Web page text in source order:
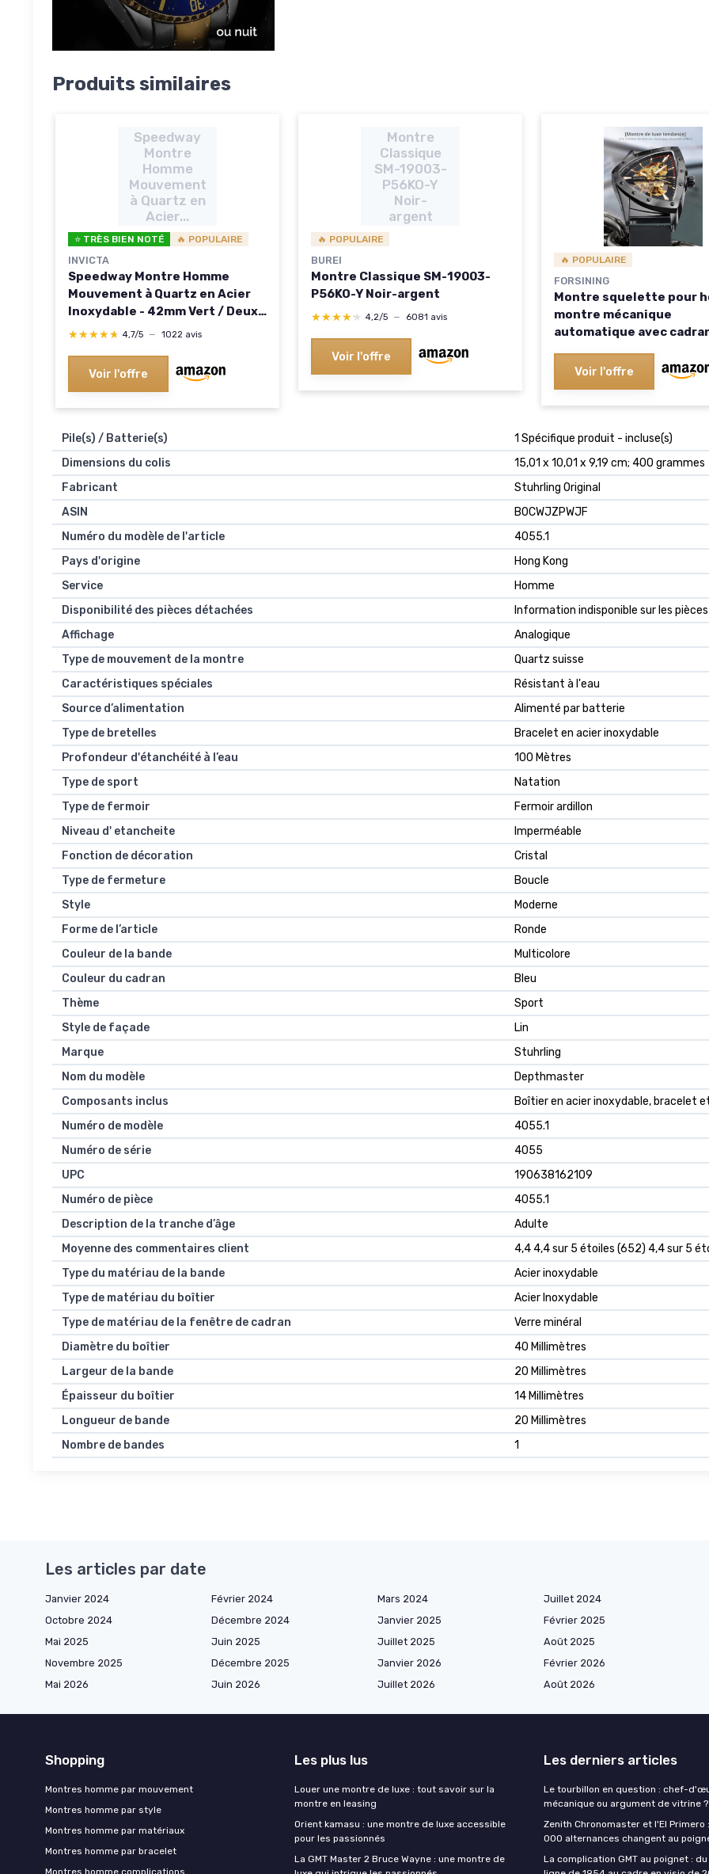
Produits similaires
Speedway
Montre
Homme
Mouvement
à Quartz en
Acier...
⭐ TRÈS BIEN NOTÉ 🔥 POPULAIRE
INVICTA
Speedway Montre Homme
Mouvement à Quartz en Acier
Inoxydable - 42mm Vert / Deux
Tons
★★★★★
★★★★★ 4,7/5 — 1022 avis
Voir l'offre
Montre
Classique
SM-19003-
P56KO-Y
Noir-
argent
🔥 POPULAIRE
BUREI
Montre Classique SM-19003-
P56KO-Y Noir-argent
★★★★★
★★★★★ 4,2/5 — 6081 avis
Voir l'offre
🔥 POPULAIRE
FORSINING
Montre squelette pour
montre mécanique
automatique avec
remontage manuel,
acier inoxydable ou en
Voir l'offre
Pile(s) / Batterie(s)
1 Spécifique produit - incluse(s)
Dimensions du colis
15,01 x 10,01 x 9,19 cm; 400 grammes
Fabricant
Stuhrling Original
ASIN
B0CWJZPWJF
Numéro du modèle de l'article
4055.1
Pays d'origine
Hong Kong
Service
Homme
Disponibilité des pièces détachées
Information indisponible sur les
Affichage
Analogique
Type de mouvement de la montre
Quartz suisse
Caractéristiques spéciales
Résistant à l'eau
Source d’alimentation
Alimenté par batterie
Type de bretelles
Bracelet en acier inoxydable
Profondeur d'étanchéité à l’eau
100 Mètres
Type de sport
Natation
Type de fermoir
Fermoir ardillon
Niveau d' etancheite
Imperméable
Fonction de décoration
Cristal
Type de fermeture
Boucle
Style
Moderne
Forme de l’article
Ronde
Couleur de la bande
Multicolore
Couleur du cadran
Bleu
Thème
Sport
Style de façade
Lin
Marque
Stuhrling
Nom du modèle
Depthmaster
Composants inclus
Boîtier en acier inoxydable, bracelet
Numéro de modèle
4055.1
Numéro de série
4055
UPC
190638162109
Numéro de pièce
4055.1
Description de la tranche d’âge
Adulte
Moyenne des commentaires client
4,4 4,4 sur 5 étoiles (652) 4,4 sur 5
Type du matériau de la bande
Acier inoxydable
Type de matériau du boîtier
Acier Inoxydable
Type de matériau de la fenêtre de cadran
Verre minéral
Diamètre du boîtier
40 Millimètres
Largeur de la bande
20 Millimètres
Épaisseur du boîtier
14 Millimètres
Longueur de bande
20 Millimètres
Nombre de bandes
1
Les articles par date
Janvier 2024 Février 2024 Mars 2024 Juillet 2024
Octobre 2024
Décembre 2024 Janvier 2025 Février 2025
Mai 2025
Juin 2025 Juillet 2025 Août 2025
Novembre 2025
Décembre 2025 Janvier 2026 Février 2026
Mai 2026
Juin 2026 Juillet 2026 Août 2026
Shopping
Montres homme par mouvement
Montres homme par style
Montres homme par matériaux
Montres homme par bracelet
Les plus lus
Louer une montre de luxe : tout savoir sur la
montre en leasing
Orient kamasu : une montre de luxe accessible
pour les passionnés
La GMT Master 2 Bruce Wayne : une montre de
Les derniers articles
Le tourbillon en question : chef-
mécanique ou argument de vitrine ?
Zenith Chronomaster et l'El Primero
000 alternances changent au
La complication GMT au poignet :